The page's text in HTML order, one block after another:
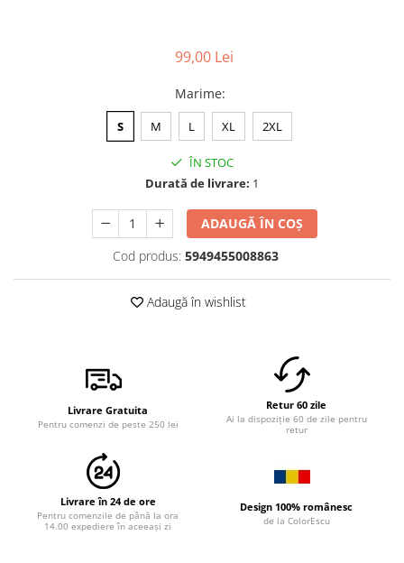
99,00 Lei
Marime:
S M L XL 2XL
ÎN STOC
Durată de livrare: 1
ADAUGĂ ÎN COȘ
Cod produs: 5949455008863
Adaugă în wishlist
Livrare Gratuita
Pentru comenzi de peste 250 lei
Retur 60 zile
Ai la dispoziție 60 de zile pentru
retur
Livrare în 24 de ore
Pentru comenzile de până la ora
14.00 expediere în aceeași zi
Design 100% românesc
de la ColorEscu